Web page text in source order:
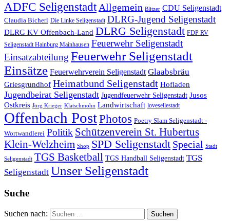
ADFC SeligenstadtAllgemein Blitzer CDU Seligenstadt
Claudia Bicherl Die Linke Seligenstadt DLRG-Jugend Seligenstadt
DLRG KV Offenbach-Land DLRG Seligenstadt FDP RV
Seligenstadt Hainburg Mainhausen Feuerwehr Seligenstadt
Einsatzabteilung Feuerwehr Seligenstadt
Einsätze Feuerwehrverein Seligenstadt Glaabsbräu
Griesgrundhof Heimatbund Seligenstadt Hofladen
Jugendbeirat Seligenstadt Jugendfeuerwehr Seligenstadt Jusos
Ostkreis Jörg Krieger Klatschmohn Landwirtschaft lovesellestadt
Offenbach PostPhotos Poetry Slam Seligenstadt -
Wortwandlerei Politik Schützenverein St. Hubertus
Klein-Welzheim Shop SPD Seligenstadt Special Stadt
Seligenstadt TGS Basketball TGS Handball Seligenstadt TGS
Seligenstadt Unser Seligenstadt
Suche
Suchen nach: